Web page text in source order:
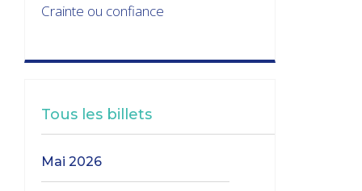
Crainte ou confiance
Tous les billets
mai 2026